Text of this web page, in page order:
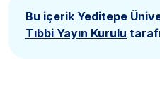
Bu içerik Yeditepe
Tıbbi Yayın Kurulu